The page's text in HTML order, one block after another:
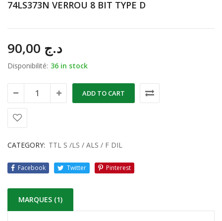
74LS373N VERROU 8 BIT TYPE D
د.ج
Disponibilité: 36 in stock
ADD TO CART
CATEGORY: TTL S /LS / ALS / F DIL
Facebook Twitter Pinterest
MARQUES (1)